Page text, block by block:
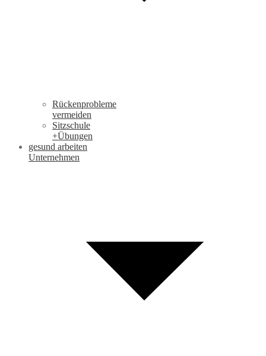
Rückenprobleme
vermeiden
Sitzschule
+Übungen
gesund arbeiten
Unternehmen